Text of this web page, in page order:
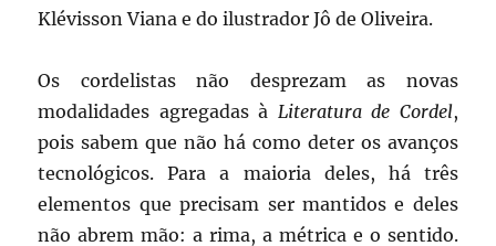
Klévisson Viana e do ilustrador Jô de Oliveira.
Os cordelistas não desprezam as novas
modalidades agregadas à Literatura de Cordel,
pois sabem que não há como deter os avanços
tecnológicos. Para a maioria deles, há três
elementos que precisam ser mantidos e deles
não abrem mão: a rima, a métrica e o sentido.